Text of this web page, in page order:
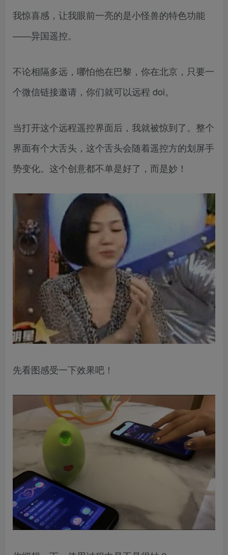
我惊喜感，让我眼前一亮的是小怪兽的特色功能
——异国遥控。
不论相隔多远，哪怕他在巴黎，你在北京，只要一
个微信链接邀请，你们就可以远程 doi。
当打开这个远程遥控界面后，我就被惊到了。整个
界面有个大舌头，这个舌头会随着遥控方的划屏手
势变化。这个创意都不单是好了，而是妙！
先看图感受一下效果吧！